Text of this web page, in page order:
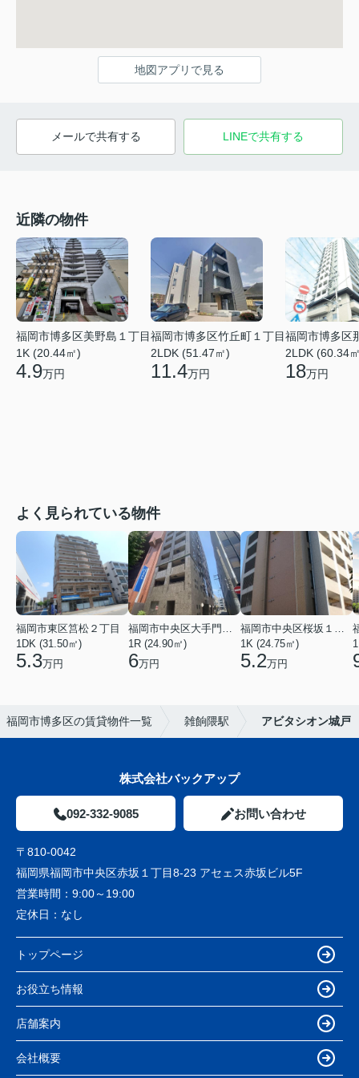
地図アプリで見る
メールで共有する LINEで共有する
近隣の物件
福岡市博多区美野島１丁目
1K (20.44㎡)
4.9万円
福岡市博多区竹丘町１丁目
2LDK (51.47㎡)
11.4万円
福岡市博多区
2LDK (60.34
18万円
よく見られている物件
福岡市東区筥松２丁目
1DK (31.50㎡)
5.3万円
福岡市中央区大手門３丁目
1R (24.90㎡)
6万円
福岡市中央区桜坂１丁目
1K (24.75㎡)
5.2万円
福岡市博多区の賃貸物件一覧 雑餉隈駅 アビタシオン城戸
株式会社バックアップ
092-332-9085 お問い合わせ
〒810-0042
福岡県福岡市中央区赤坂１丁目8-23 アセェス赤坂ビル5F
営業時間： 9:00～19:00
定休日： なし
トップページ
お役立ち情報
店舗案内
会社概要